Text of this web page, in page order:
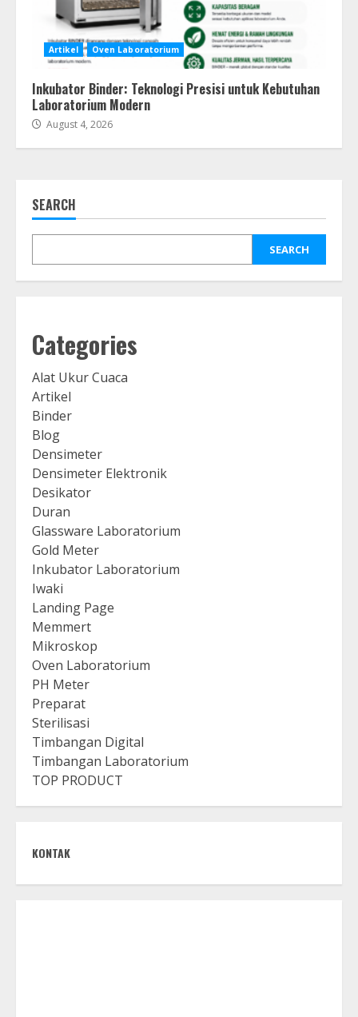
Artikel Oven Laboratorium
Inkubator Binder: Teknologi Presisi untuk Kebutuhan
Laboratorium Modern
August 4, 2026
SEARCH
SEARCH
Categories
Alat Ukur Cuaca
Artikel
Binder
Blog
Densimeter
Densimeter Elektronik
Desikator
Duran
Glassware Laboratorium
Gold Meter
Inkubator Laboratorium
Iwaki
Landing Page
Memmert
Mikroskop
Oven Laboratorium
PH Meter
Preparat
Sterilisasi
Timbangan Digital
Timbangan Laboratorium
TOP PRODUCT
KONTAK